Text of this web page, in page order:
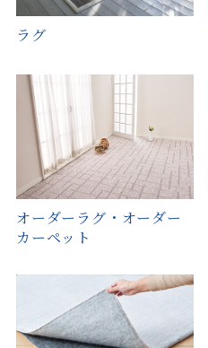
ラグ
オーダーラグ・オーダー
カーペット